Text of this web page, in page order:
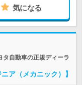
気になる
タ自動車の正規ディーラ
ア（メカニック）】